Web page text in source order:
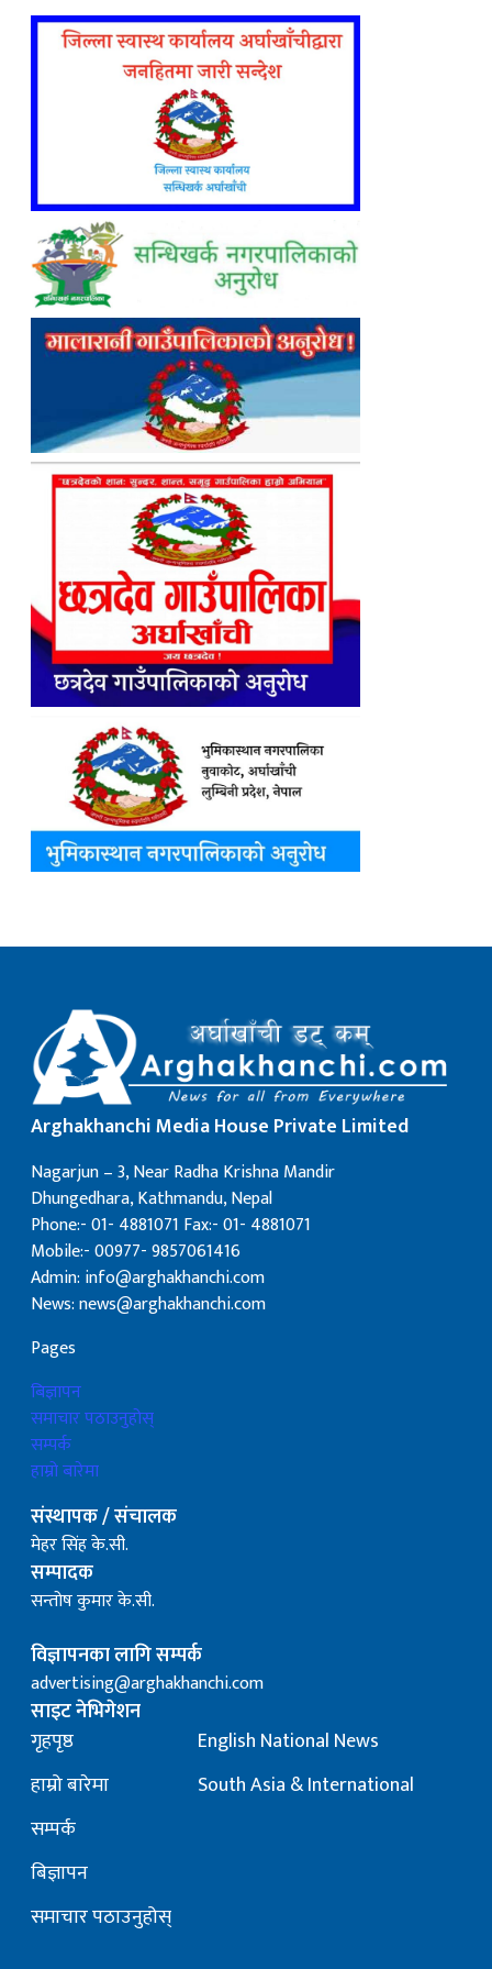
Arghakhanchi Media House Private Limited
Nagarjun – 3, Near Radha Krishna Mandir
Dhungedhara, Kathmandu, Nepal
Phone:- 01- 4881071 Fax:- 01- 4881071
Mobile:- 00977- 9857061416
Admin: info@arghakhanchi.com
News: news@arghakhanchi.com
Pages
बिज्ञापन
समाचार पठाउनुहोस्
सम्पर्क
हाम्रो बारेमा
संस्थापक / संचालक
मेहर सिंह के.सी.
सम्पादक
सन्तोष कुमार के.सी.
विज्ञापनका लागि सम्पर्क
advertising@arghakhanchi.com
साइट नेभिगेशन
गृहपृष्ठ
हाम्रो बारेमा
सम्पर्क
बिज्ञापन
समाचार पठाउनुहोस्
English National News
South Asia & International